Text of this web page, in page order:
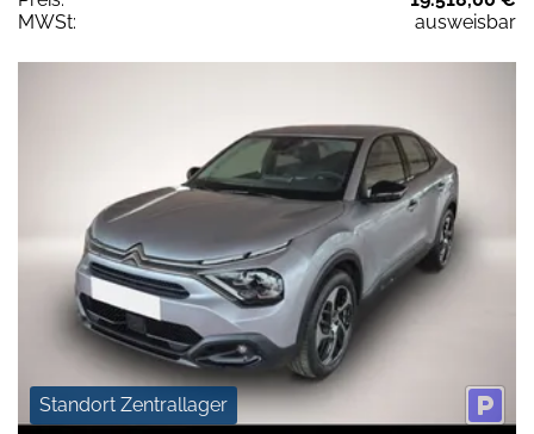
MWSt:
ausweisbar
Standort Zentrallager